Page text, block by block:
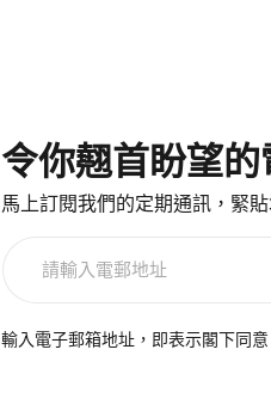
令你翹首盼望的
馬上訂閱我們的定期通訊，緊
電
輸入電子郵箱地址，即表示閣下同意